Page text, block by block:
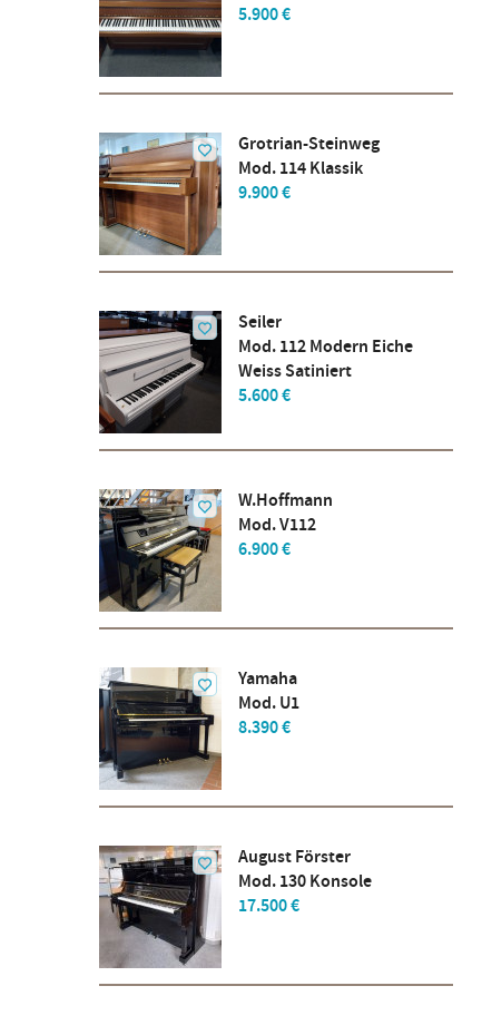
5.900 €
Grotrian-Steinweg
Mod. 114 Klassik
9.900 €
Seiler
Mod. 112 Modern Eiche
Weiss Satiniert
5.600 €
W.Hoffmann
Mod. V112
6.900 €
Yamaha
Mod. U1
8.390 €
August Förster
Mod. 130 Konsole
17.500 €